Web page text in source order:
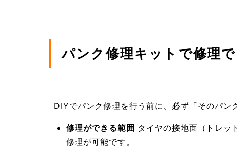
パンク修理キットで修理
DIYでパンク修理を行う前に、必ず「そのパン
修理ができる範囲 タイヤの接地面（トレッ
修理が可能です。